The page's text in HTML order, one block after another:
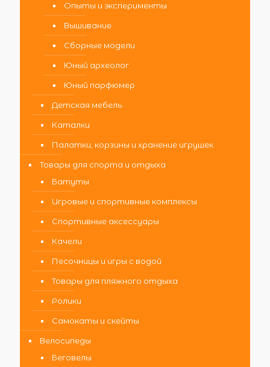
Опыты и эксперименты
Вышивание
Сборные модели
Юный археолог
Юный парфюмер
Детская мебель
Каталки
Палатки, корзины и хранение игрушек
Товары для спорта и отдыха
Батуты
Игровые и спортивные комплексы
Спортивные аксессуары
Качели
Песочницы и игры с водой
Товары для пляжного отдыха
Ролики
Самокаты и скейты
Велосипеды
Беговелы